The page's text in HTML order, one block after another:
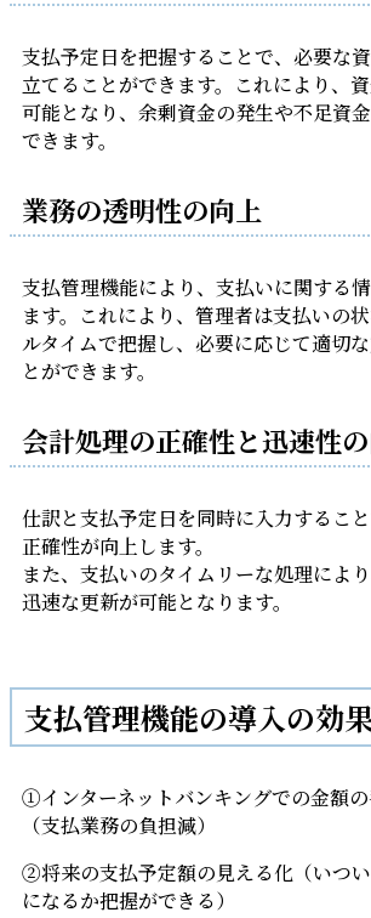
支払予定日を把握することで、必要な
立てることができます。これにより、
可能となり、余剰資金の発生や不足資
できます。
業務の透明性の向 上
支払管理機能により、支払いに関する
ます。これにより、管理者は支払いの
ルタイムで把握し、必要に応じて適切
とができます。
会計処理の正確性と迅速性
仕訳と支払予定日を同時に入力するこ
正確性が向上します。
また、支払いのタイムリーな処理によ
迅速な更新が可能となります。
支払管理機能の導入の効
①インターネットバンキングでの金額
（支払業務の負担減）
②将来の支払予定額の見える化（いつ
になるか把握ができる）